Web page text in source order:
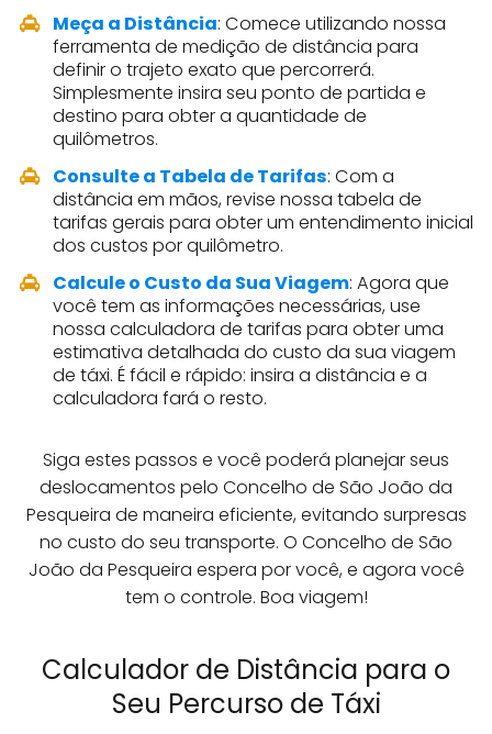
Meça a Distância: Comece utilizando nossa
ferramenta de medição de distância para
definir o trajeto exato que percorrerá.
Simplesmente insira seu ponto de partida e
destino para obter a quantidade de
quilômetros.
Consulte a Tabela de Tarifas: Com a
distância em mãos, revise nossa tabela de
tarifas gerais para obter um entendimento inicial
dos custos por quilômetro.
Calcule o Custo da Sua Viagem: Agora que
você tem as informações necessárias, use
nossa calculadora de tarifas para obter uma
estimativa detalhada do custo da sua viagem
de táxi. É fácil e rápido: insira a distância e a
calculadora fará o resto.
Siga estes passos e você poderá planejar seus
deslocamentos pelo Concelho de São João da
Pesqueira de maneira eficiente, evitando surpresas
no custo do seu transporte. O Concelho de São
João da Pesqueira espera por você, e agora você
tem o controle. Boa viagem!
Calculador de Distância para o
Seu Percurso de Táxi